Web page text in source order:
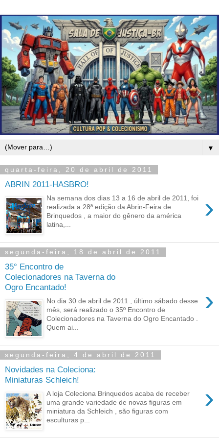
▼
quarta-feira, 20 de abril de 2011
ABRIN 2011-HASBRO!
›
Na semana dos dias 13 a 16 de abril de 2011, foi
realizada a 28ª edição da Abrin-Feira de
Brinquedos , a maior do gênero da américa
latina,...
segunda-feira, 18 de abril de 2011
35° Encontro de
Colecionadores na Taverna do
Ogro Encantado!
›
No dia 30 de abril de 2011 , último sábado desse
mês, será realizado o 35º Encontro de
Colecionadores na Taverna do Ogro Encantado .
Quem ai...
segunda-feira, 4 de abril de 2011
Novidades na Coleciona:
Miniaturas Schleich!
›
A loja Coleciona Brinquedos acaba de receber
uma grande variedade de novas figuras em
miniatura da Schleich , são figuras com
esculturas p...